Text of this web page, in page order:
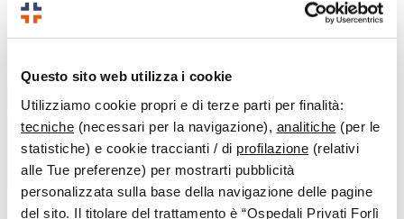
Questo sito web utilizza i cookie
Utilizziamo cookie propri e di terze parti per finalità:
tecniche (necessari per la navigazione), analitiche (per le
statistiche) e cookie traccianti / di profilazione (relativi
alle Tue preferenze) per mostrarti pubblicità
personalizzata sulla base della navigazione delle pagine
del sito. Il titolare del trattamento è “Ospedali Privati Forlì